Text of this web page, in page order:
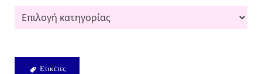
Ετικέτες